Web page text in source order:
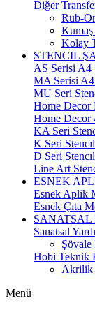
Diğer
Rub-
Kumaş
Kolay
STENCIL
AS Serisi A4
MA Serisi A4
MU Seri
Home
Home Decor
KA Seri
K Seri
D Seri
Line Art
ESNEK
Esnek Aplik
Esnek Çıta
Sanatsal
Hobi Teknik
Akrilik
Menü